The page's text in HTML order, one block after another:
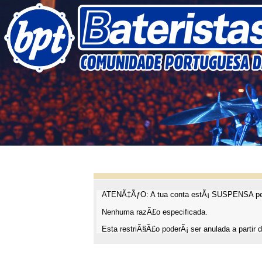
ATENÃ‡ÃƒO: A tua conta estÃ¡ SUSPENSA
Nenhuma razÃ£o especificada.
Esta restriÃ§Ã£o poderÃ¡ ser anulada a partir